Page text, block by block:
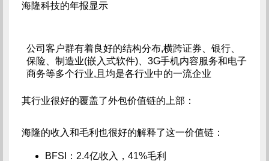
海隆科技的年报显示
公司客户群有着良好的结构分布,横跨证券、银行、
保险、制造业(嵌入式软件)、3G手机内容服务和电子
商务等多个行业,且均是各行业中的一流企业
其行业很好的覆盖了外包价值链的上部：
海隆的收入和毛利也很好的解释了这一价值链：
BFSI：2.4亿收入，41%毛利